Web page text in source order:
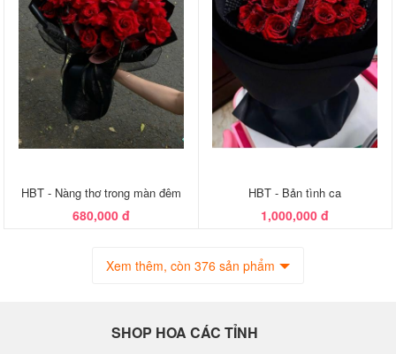
HBT - Nàng thơ trong màn đêm
680,000 đ
HBT - Bản tình ca
1,000,000 đ
Xem thêm, còn 376 sản phẩm
SHOP HOA CÁC TỈNH